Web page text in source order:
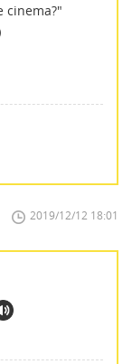
cinema?"
2019/12/12 18:01